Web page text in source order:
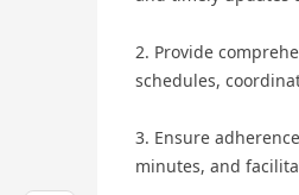
2. Provide
schedules,
3. Ensure
minutes, and